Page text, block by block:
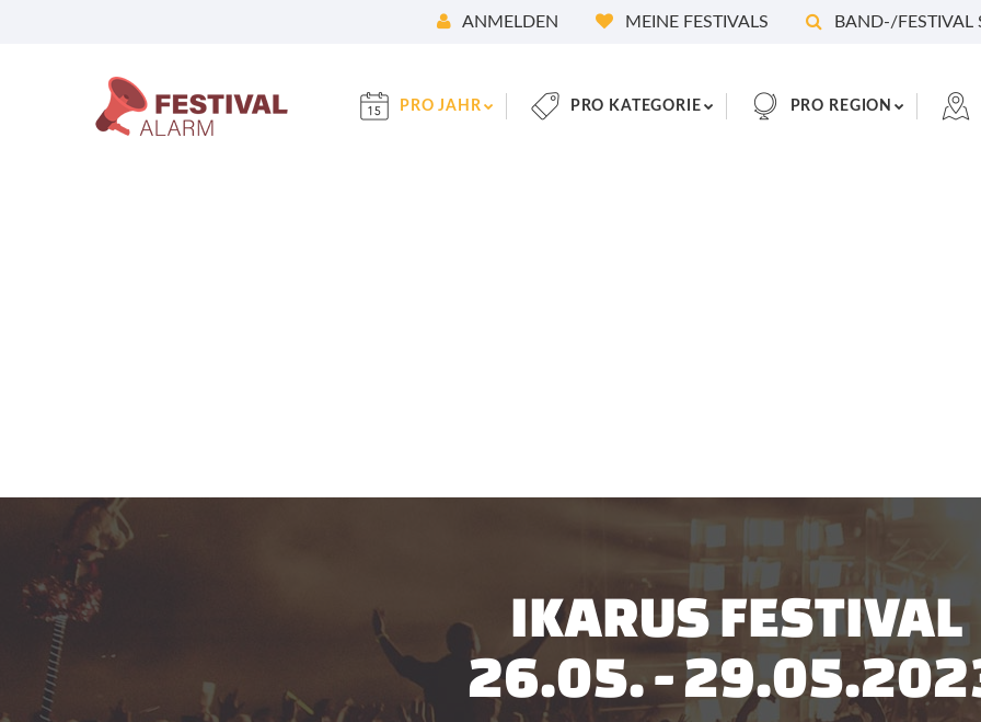
ANMELDEN MEINE FESTIVALS BAND-/FESTIVAL
PRO JAHR PRO KATEGORIE PRO REGION
IKARUS FESTIVAL
26.05. -